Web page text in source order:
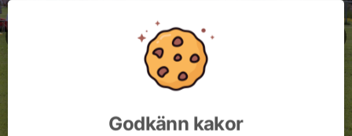
Godkänn kakor